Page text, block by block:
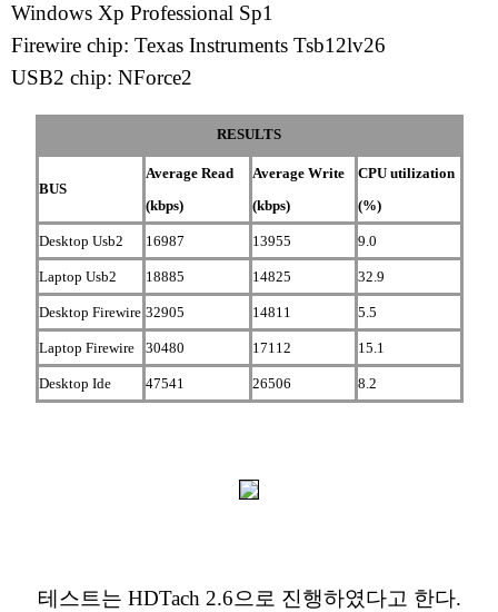
Windows Xp Professional Sp1
Firewire chip: Texas Instruments Tsb12lv26
USB2 chip: NForce2
RESULTS
BUS
Average Read
(kbps)
Average Write
(kbps)
CPU utilization
(%)
Desktop Usb2 16987 13955 9.0
Laptop Usb2 18885 14825 32.9
Desktop Firewire 32905 14811 5.5
Laptop Firewire 30480 17112 15.1
Desktop Ide 47541 26506 8.2
테스트는 HDTach 2.6으로 진행하였다고 한다.